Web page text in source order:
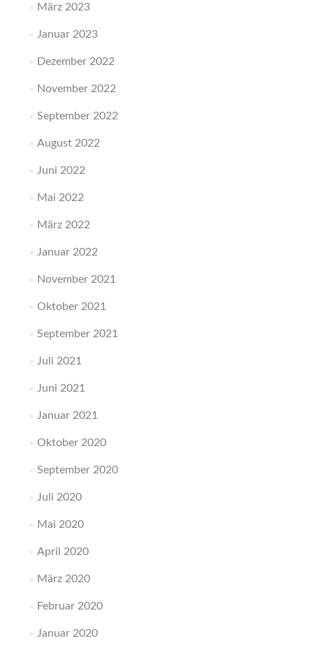
März 2023
Januar 2023
Dezember 2022
November 2022
September 2022
August 2022
Juni 2022
Mai 2022
März 2022
Januar 2022
November 2021
Oktober 2021
September 2021
Juli 2021
Juni 2021
Januar 2021
Oktober 2020
September 2020
Juli 2020
Mai 2020
April 2020
März 2020
Februar 2020
Januar 2020